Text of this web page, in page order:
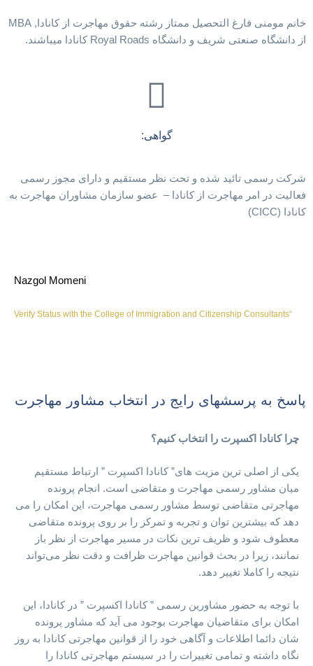
خانم مومنی فارغ التحصیل ممتاز رشته حقوق مهاجرت از کانادا, MBA
از دانشگاه صنعتی شریف و دانشگاه Royal Roads کانادا میباشند.
گواهی:
شرکت رسمی تائید شده و تحت نظر مستقیم و دارای مجوز رسمی
فعالیت در امر مهاجرت از کانادا – عضو سازمان مشاوران مهاجرت به
کانادا (CICC)
Nazgol Momeni
“Verify Status with the College of Immigration and Citizenship Consultants
پاسخ به پرسشهای رایج در انتخاب مشاور مهاجرت
چرا کانادا اکسپرت را انتخاب کنیم؟
یکی از اصلی ترین مزیت های” کانادا اکسپرت ” ارتباط مستقیم
میان مشاور رسمی مهاجرت و متقاضی است. انجام پرونده
مهاجرتی متقاضی توسط مشاور رسمی مهاجرت، این امکان را می
دهد که بیشترین توان و تجربه و تمرکز را بر روی پرونده متقاضی
معطوف شود و ظریف ترین نکات در مسیر مهاجرت از نظر باز
نمانند، زیرا در بحث قوانین مهاجرت ظرافت و دقت نظر می‌تواند
نتیجه را کاملا تغییر دهد.
با توجه به حضور مشاورین رسمی ” کانادا اکسپرت ” در کانادا، این
امکان برای متقاضیان مهاجرت بوجود می آید که مشاور پرونده
شان دائما اطلاعات و آگاهی خود را از قوانین مهاجرتی کانادا به روز
نگاه داشته و تمامی تغییرات را در سیستم مهاجرتی کانادا را